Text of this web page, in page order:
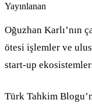
Yayınlanan
Oğuzhan Karlı’nın
ötesi işlemler ve
start-up
Türk Tahkim